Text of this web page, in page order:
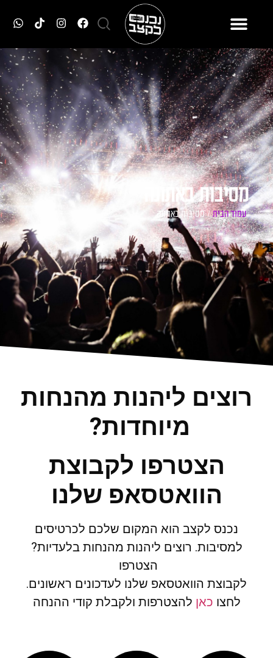
מסיבות באתונה
עמוד הבית/ מסיבות באתונה
רוצים ליהנות מהנחות
מיוחדות?
הצטרפו לקבוצת
הוואטסאפ שלנו
נכנס לקצב הוא המקום שלכם לכרטיסים
למסיבות. רוצים ליהנות מהנחות בלעדיות?
הצטרפו
לקבוצת הוואטסאפ שלנו לעדכונים ראשונים.
לחצו כאן להצטרפות ולקבלת קודי ההנחה